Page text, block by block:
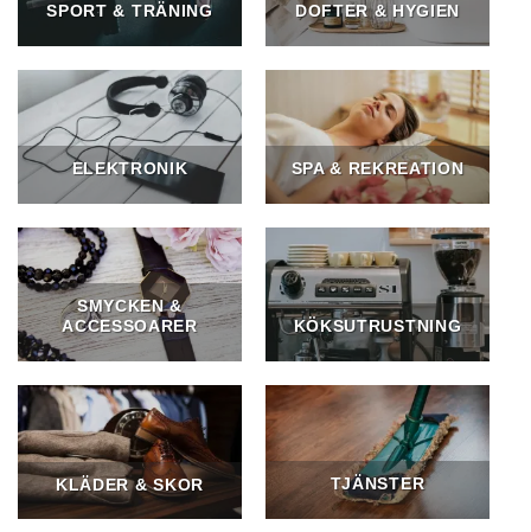
SPORT & TRÄNING DOFTER & HYGIEN
ELEKTRONIK SPA & REKREATION
SMYCKEN &
ACCESSOARER
KÖKSUTRUSTNING
KLÄDER & SKOR TJÄNSTER